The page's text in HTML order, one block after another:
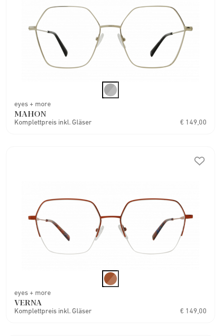
eyes + more
MAHON
Komplettpreis inkl. Gläser € 149,00
eyes + more
VERNA
Komplettpreis inkl. Gläser € 149,00